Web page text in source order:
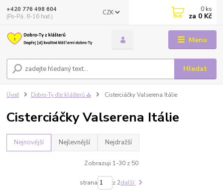
Menu
CZK
Hledat
+420 776 498 604
(Po-Pá, 8-16 hod.)
0 ks
za 0 Kč
Úvod Dobro-Ty dle klášterů ⛪ Cisterciáčky Valserena Itálie
Cisterciáčky Valserena Itálie
Nejnovější Nejlevnější Nejdražší
Zobrazuji 1-30 z 50
strana z 2další